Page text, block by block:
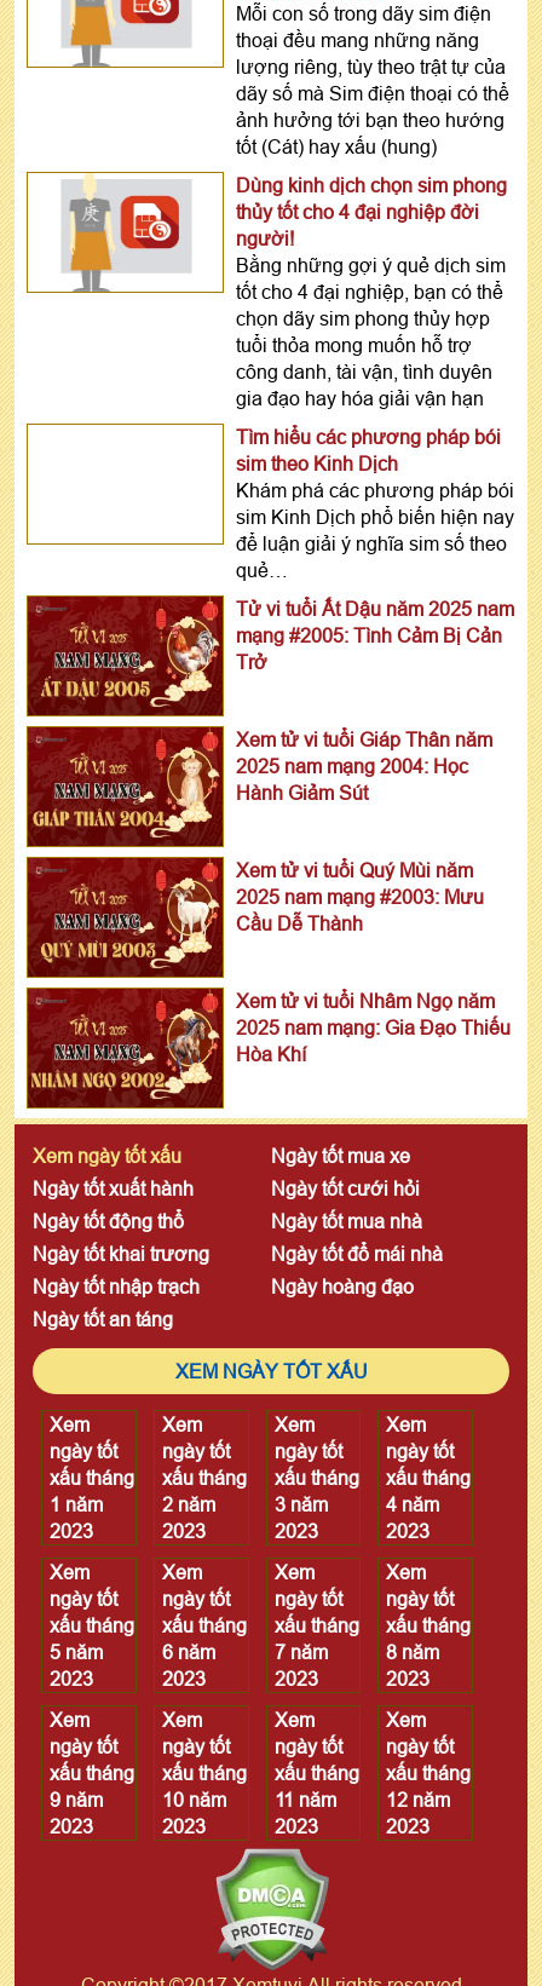
Mỗi con số trong dãy sim điện
thoại đều mang những năng
lượng riêng, tùy theo trật tự của
dãy số mà Sim điện thoại có thể
ảnh hưởng tới bạn theo hướng
tốt (Cát) hay xấu (hung)
Dùng kinh dịch chọn sim phong
thủy tốt cho 4 đại nghiệp đời
người!
Bằng những gợi ý quẻ dịch sim
tốt cho 4 đại nghiệp, bạn có thể
chọn dãy sim phong thủy hợp
tuổi thỏa mong muốn hỗ trợ
công danh, tài vận, tình duyên
gia đạo hay hóa giải vận hạn
Tìm hiểu các phương pháp bói
sim theo Kinh Dịch
Khám phá các phương pháp bói
sim Kinh Dịch phổ biến hiện nay
để luận giải ý nghĩa sim số theo
quẻ…
Tử vi tuổi Ất Dậu năm 2025 nam
mạng #2005: Tình Cảm Bị Cản
Trở
Xem tử vi tuổi Giáp Thân năm
2025 nam mạng 2004: Học
Hành Giảm Sút
Xem tử vi tuổi Quý Mùi năm
2025 nam mạng #2003: Mưu
Cầu Dễ Thành
Xem tử vi tuổi Nhâm Ngọ năm
2025 nam mạng: Gia Đạo Thiếu
Hòa Khí
Xem ngày tốt xấu
Ngày tốt mua xe
Ngày tốt xuất hành
Ngày tốt cưới hỏi
Ngày tốt động thổ
Ngày tốt mua nhà
Ngày tốt khai trương
Ngày tốt đổ mái nhà
Ngày tốt nhập trạch
Ngày hoàng đạo
Ngày tốt an táng
XEM NGÀY TỐT XẤU
Xem
ngày tốt
xấu tháng
1 năm
2023
Xem
ngày tốt
xấu tháng
2 năm
2023
Xem
ngày tốt
xấu tháng
3 năm
2023
Xem
ngày tốt
xấu tháng
4 năm
2023
Xem
ngày tốt
xấu tháng
5 năm
2023
Xem
ngày tốt
xấu tháng
6 năm
2023
Xem
ngày tốt
xấu tháng
7 năm
2023
Xem
ngày tốt
xấu tháng
8 năm
2023
Xem
ngày tốt
xấu tháng
9 năm
2023
Xem
ngày tốt
xấu tháng
10 năm
2023
Xem
ngày tốt
xấu tháng
11 năm
2023
Xem
ngày tốt
xấu tháng
12 năm
2023